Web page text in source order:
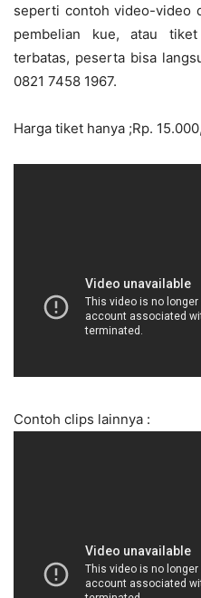
seperti contoh video-video
pembelian kue, atau
terbatas, peserta bisa
0821 7458 1967.
Harga tiket hanya ;Rp. 15.000,_
Contoh clips lainnya :